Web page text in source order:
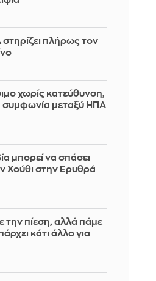
στηρίζει πλήρως τον
χωρίς κατεύθυνση,
συμφωνία μεταξύ ΗΠΑ
μπορεί να σπάσει
Χούθι στην Ερυθρά
την πίεση, αλλά πάμε
κάτι άλλο για